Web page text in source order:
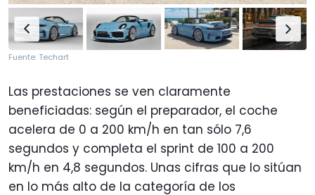
Fuente: Techart
Las prestaciones se ven claramente
beneficiadas: según el preparador, el coche
acelera de 0 a 200 km/h en tan sólo 7,6
segundos y completa el sprint de 100 a 200
km/h en 4,8 segundos. Unas cifras que lo sitúan
en lo más alto de la categoría de los